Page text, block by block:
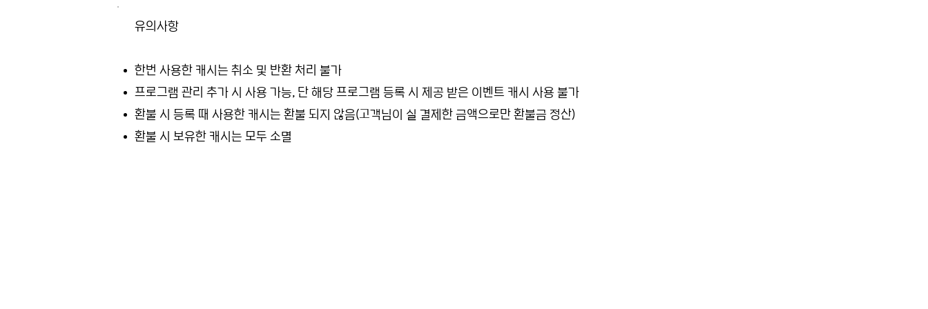
유의사항
한번 사용한 캐시는 취소 및 반환 처리 불가
프로그램 관리 추가 시 사용 가능, 단 해당 프로그램 등록 시 제공 받은 이벤트 캐시 사용 불가
환불 시 등록 때 사용한 캐시는 환불 되지 않음(고객님이 실 결제한 금액으로만 환불금 정산)
환불 시 보유한 캐시는 모두 소멸